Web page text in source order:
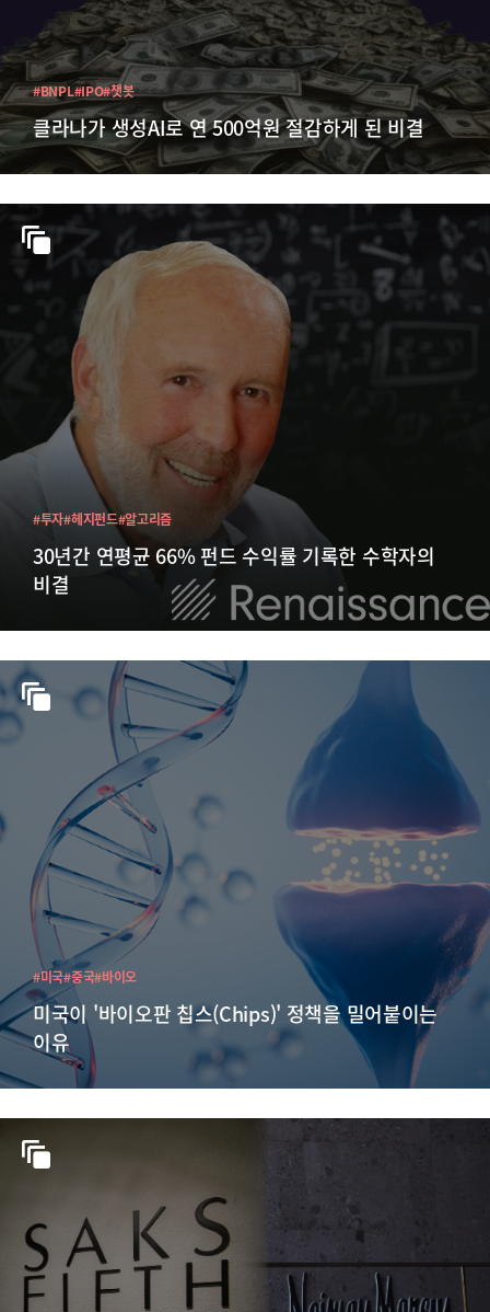
클라나가 생성AI로 연 500억원 절감하게 된 비결
#BNPL#IPO#챗봇
30년간 연평균 66% 펀드 수익률 기록한 수학자의
비결
#투자#헤지펀드#알고리즘
미국이 '바이오판 칩스(Chips)' 정책을 밀어붙이는
이유
#미국#중국#바이오